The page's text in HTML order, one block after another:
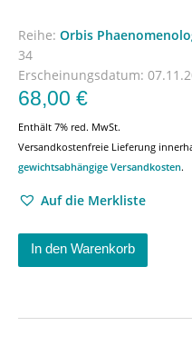
Reihe: Orbis
34
Erscheinungsdatum:
68,00 €
Enthält 7% red. MwSt.
Versandkostenfreie Lieferung
gewichtsabhängige Versandkosten.
Auf die Merkliste
In den Warenkorb